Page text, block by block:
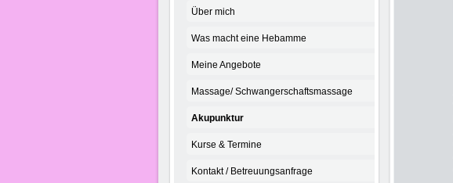
Über mich
Was macht eine Hebamme
Meine Angebote
Massage/ Schwangerschaftsmassage
Akupunktur
Kurse & Termine
Kontakt / Betreuungsanfrage